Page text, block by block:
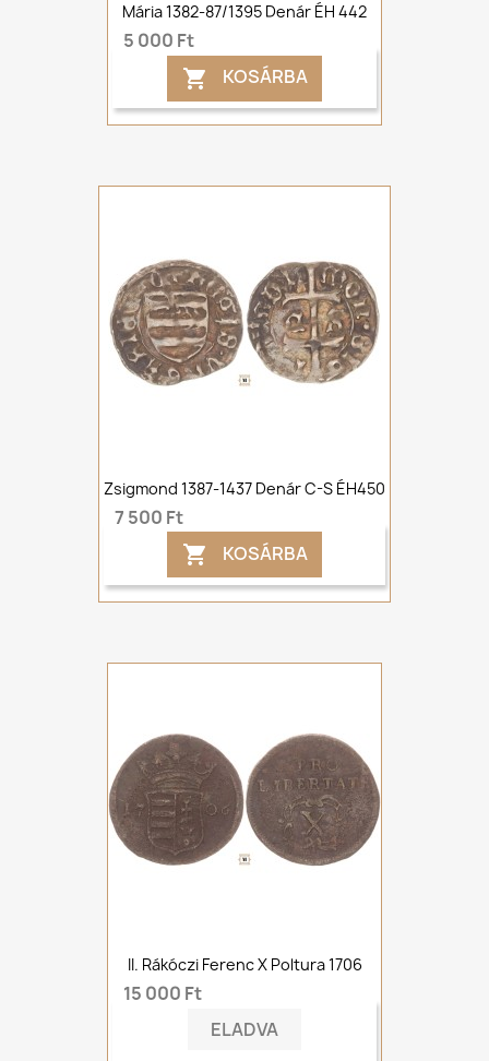
Mária 1382-87/1395 Denár ÉH 442
5 000 Ft
 KOSÁRBA
Zsigmond 1387-1437 Denár C-S ÉH450
7 500 Ft
 KOSÁRBA
II. Rákóczi Ferenc X Poltura 1706
15 000 Ft
ELADVA